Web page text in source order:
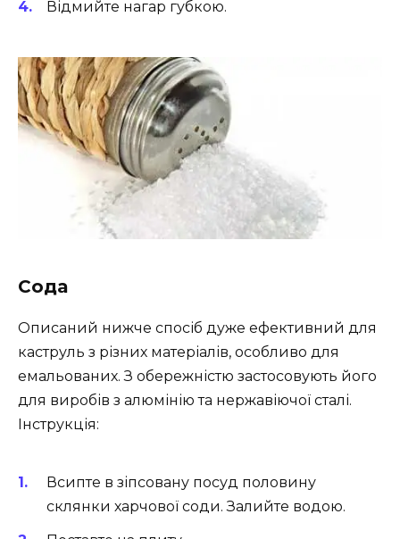
Відмийте нагар губкою.
Сода
Описаний нижче спосіб дуже ефективний для
каструль з різних матеріалів, особливо для
емальованих. З обережністю застосовують його
для виробів з алюмінію та нержавіючої сталі.
Інструкція:
Всипте в зіпсовану посуд половину
склянки харчової соди. Залийте водою.